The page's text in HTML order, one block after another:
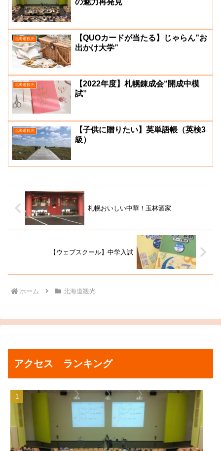
北海道観光
【QUOカードが当たる】じゃらん”お
出かけ大学”
北海道観光
【2022年度】札幌錬成会“開成中模
試”
北海道観光
【子供に贈りたい】英単語帳（英検3
級）
札幌おいしい中華！玉林酒家
【ウェブスクール】中学入試
ホーム 北海道観光
アクセス ランキング